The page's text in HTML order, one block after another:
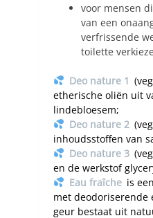
voor mensen
van een
verfrissende
toilette
Deo nature 1
etherische oliën uit
lindebloesem;
Deo nature 2
inhoudsstoffen van
Deo nature 3
en de werkstof
Eau fraîche is
met deodoriserende
geur bestaat uit